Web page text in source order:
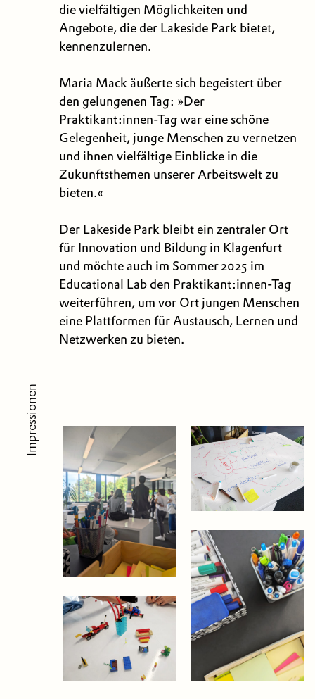
die vielfältigen Möglichkeiten und
Angebote, die der Lakeside Park bietet,
kennenzulernen.
Maria Mack äußerte sich begeistert über
den gelungenen Tag: »Der
Praktikant:innen-Tag war eine schöne
Gelegenheit, junge Menschen zu vernetzen
und ihnen vielfältige Einblicke in die
Zukunftsthemen unserer Arbeitswelt zu
bieten.«
Der Lakeside Park bleibt ein zentraler Ort
für Innovation und Bildung in Klagenfurt
und möchte auch im Sommer 2025 im
Educational Lab den Praktikant:innen-Tag
weiterführen, um vor Ort jungen Menschen
eine Plattformen für Austausch, Lernen und
Netzwerken zu bieten.
Impressionen